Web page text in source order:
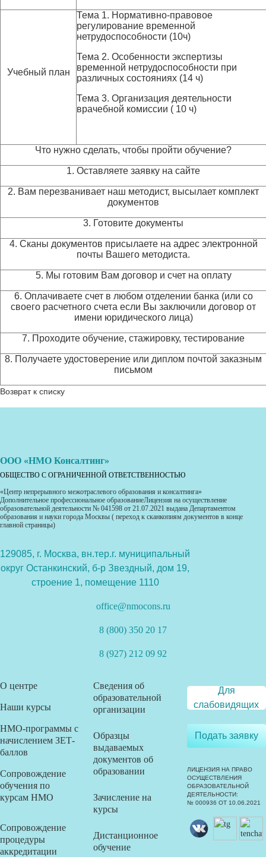
Учебный план
Тема 1. Нормативно-правовое
регулирование временной
нетрудоспособности (10ч)
Тема 2. Особенности экспертизы
временной нетрудоспособности при
различных состояниях (14 ч)
Тема 3. Организация деятельности
врачебной комиссии ( 10 ч)
Что нужно сделать, чтобы пройти обучение?
1. Оставляете заявку на сайте
2. Вам перезванивает наш методист, высылает комплект
документов
3. Готовите документы
4. Сканы документов присылаете на адрес электронной
почты Вашего методиста.
5. Мы готовим Вам договор и счет на оплату
6. Оплачиваете счет в любом отделении банка (или со
своего расчетного счета если Вы заключили договор от
имени юридического лица)
7. Проходите обучение, стажировку, тестирование
8. Получаете удостоверение или диплом почтой заказным
письмом
Возврат к списку
ООО «НМО Консалтинг»
ОБЩЕСТВО С ОГРАНИЧЕННОЙ ОТВЕТСТВЕННОСТЬЮ
«Центр непрерывного межотраслевого образования и консалтинга»
Дополнительное профессиональное образованиеЛицензия на осуществление
образовательной деятельности № 041598 от 21.07.2021 выдана Департаментом
образования и науки города Москвы ( переход к сканкопиям документов в конце
главной страницы)
129085, г. Москва, вн.тер.г. муниципальный
округ Останкинский, б-р Звездный, дом 19,
строение 1, помещение 1110
office@nmocons.ru
8 (800) 350 20 17
8 (927) 212 09 92
О центре
Наши курсы
НМО-программы с
начислением ЗЕТ-
баллов
Сопровождение
обучения по
курсам НМО
Сопровождение
процедуры
аккредитации
Сведения об
образовательной
организации
Образцы
выдаваемых
документов об
образовании
Зачисление на
курсы
Дистанционное
обучение
Для
слабовидящих
Подать заявку
ЛИЦЕНЗИЯ НА ПРАВО
ОСУЩЕСТВЛЕНИЯ
ОБРАЗОВАТЕЛЬНОЙ
ДЕЯТЕЛЬНОСТИ:
№ 000936 ОТ 10.06.2021